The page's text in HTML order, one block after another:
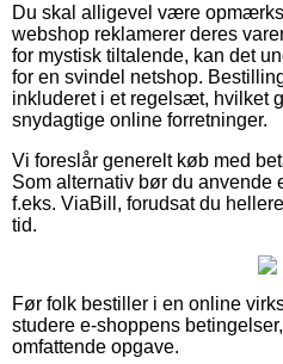
Du skal alligevel være
webshop reklamerer deres
for mystisk tiltalende, kan det
for en svindel netshop.
inkluderet i et regelsæt, hvilket
snydagtige online forretninger.
Vi foreslår generelt køb med
Som alternativ bør du anvende
f.eks. ViaBill, forudsat du
tid.
Før folk bestiller i en online
studere e-shoppens
omfattende opgave.